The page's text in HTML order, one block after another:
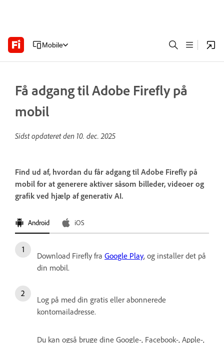
Mobile
Få adgang til Adobe Firefly på
mobil
Sidst opdateret den 10. dec. 2025
Find ud af, hvordan du får adgang til Adobe Firefly på
mobil for at generere aktiver såsom billeder, videoer og
grafik ved hjælp af generativ AI.
Android iOS
Download Firefly fra Google Play, og installer det på
din mobil.
Log på med din gratis eller abonnerede
kontomailadresse.
Du kan også bruge dine Google-, Facebook-, Apple-,